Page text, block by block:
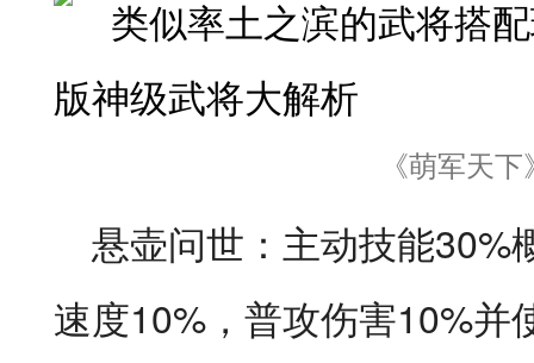
《萌军天
悬壶问世：主动技能30%
速度10%，普攻伤害10%并